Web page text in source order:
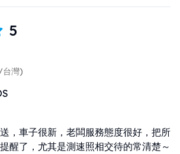
5
台灣)
，車子很新，老闆服務態度很好，把所
醒了，尤其是測速照相交待的常清楚～